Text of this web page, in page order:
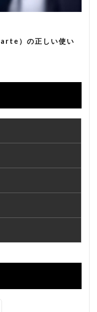
）の正しい使い